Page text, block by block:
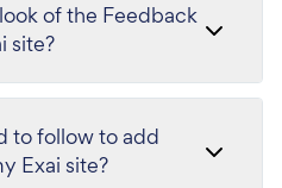
of the Feedback
site?
to follow to add
Exai site?